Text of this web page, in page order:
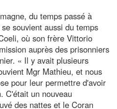
du temps passé à
souvient aussi du temps
où son frère Vittorio
auprès des prisonniers
« Il y avait plusieurs
Mgr Mathieu, et nous
pour leur permettre d'avoir
C'était un nouveau
des nattes et le Coran